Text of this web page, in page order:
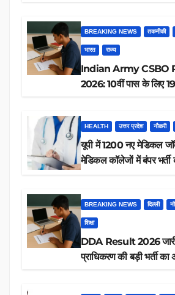
BREAKING NEWS तकनीकी
भारत राज्य
Indian Army CSBO
2026: 10वीं पास के लिए
HEALTH उत्तर प्रदेश नौकरी
यूपी में 1200 नए मेडिकल
मेडिकल कॉलेजों में बंपर
BREAKING NEWS दिल्ली
शिक्षा
DDA Result 2026
प्राधिकरण की बड़ी भर्ती